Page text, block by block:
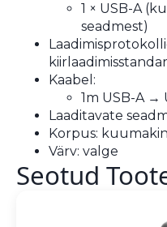
1 × USB-A
seadmest)
Kaabel:
1m USB-A →
Laaditavate
Korpus:
Värv: valge
Seotud